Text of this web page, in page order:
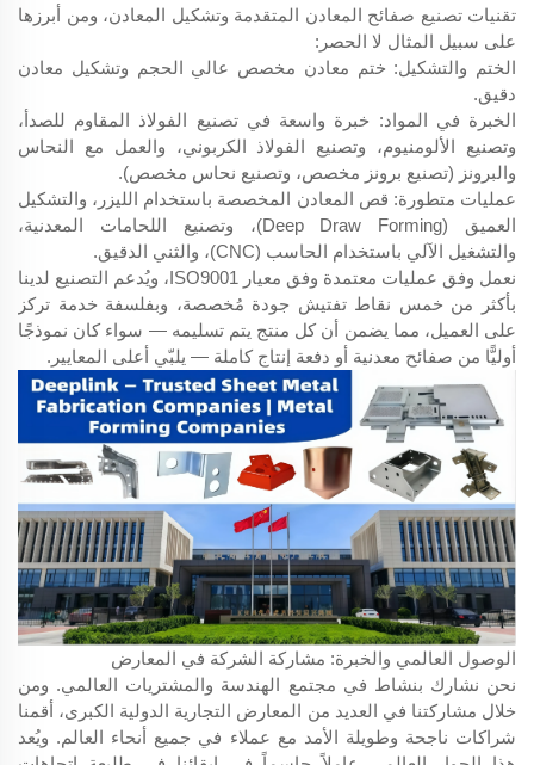
تقنيات تصنيع صفائح المعادن المتقدمة وتشكيل المعادن، ومن أبرزها
على سبيل المثال لا الحصر:
الختم والتشكيل: ختم معادن مخصص عالي الحجم وتشكيل معادن
دقيق.
الخبرة في المواد: خبرة واسعة في تصنيع الفولاذ المقاوم للصدأ،
وتصنيع الألومنيوم، وتصنيع الفولاذ الكربوني، والعمل مع النحاس
والبرونز (تصنيع برونز مخصص، وتصنيع نحاس مخصص).
عمليات متطورة: قص المعادن المخصصة باستخدام الليزر، والتشكيل
العميق (Deep Draw Forming)، وتصنيع اللحامات المعدنية،
والتشغيل الآلي باستخدام الحاسب (CNC)، والثني الدقيق.
نعمل وفق عمليات معتمدة وفق معيار ISO9001، ويُدعم التصنيع لدينا
بأكثر من خمس نقاط تفتيش جودة مُخصصة، وبفلسفة خدمة تركز
على العميل، مما يضمن أن كل منتج يتم تسليمه — سواء كان نموذجًا
أوليًّا من صفائح معدنية أو دفعة إنتاج كاملة — يلبّي أعلى المعايير.
الوصول العالمي والخبرة: مشاركة الشركة في المعارض
نحن نشارك بنشاط في مجتمع الهندسة والمشتريات العالمي. ومن
خلال مشاركتنا في العديد من المعارض التجارية الدولية الكبرى، أقمنا
شراكات ناجحة وطويلة الأمد مع عملاء في جميع أنحاء العالم. ويُعد